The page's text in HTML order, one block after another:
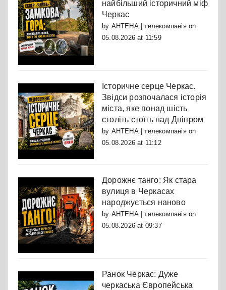
найбільший історичний міф
Черкас
by АНТЕНА | телекомпаніяon
05.08.2026 at 11:59
Історичне серце Черкас.
Звідси розпочалася історія
міста, яке понад шість
століть стоїть над Дніпром
by АНТЕНА | телекомпаніяon
05.08.2026 at 11:12
Дорожнє танго: Як стара
вулиця в Черкасах
народжується наново
by АНТЕНА | телекомпаніяon
05.08.2026 at 09:37
Ранок Черкас: Дуже
черкаська Європейська